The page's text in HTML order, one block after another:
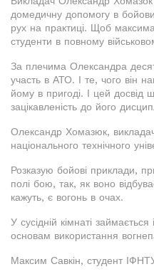
домедичну допомогу в
рух на практиці. Щоб
студенти в повному
За плечима Олександра
участь в АТО. І те, чого він
йому в пригоді. І цей досвід
зацікавленість до його
Олександр Хомазюк,
національного технічного
Розказую бойові приклади,
полі бою, так, як воно
кажуть, є вогонь в очах.
У сусідній кімнаті
основам використання
Максим Савкін, студент